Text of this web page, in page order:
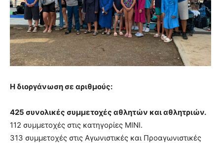
Η διοργάνωση σε αριθμούς:
425 συνολικές συμμετοχές αθλητών και αθλητριών.
112 συμμετοχές στις κατηγορίες ΜΙΝΙ.
313 συμμετοχές στις Αγωνιστικές και Προαγωνιστικές